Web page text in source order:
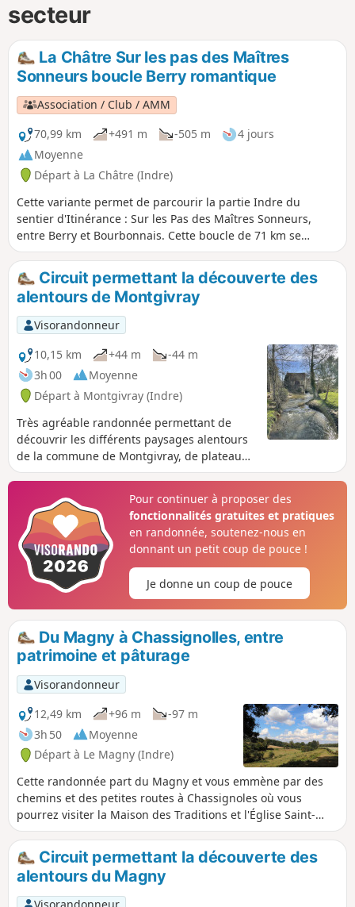
secteur
La Châtre Sur les pas des Maîtres
Sonneurs boucle Berry romantique
Association / Club / AMM
70,99 km
+491 m -505 m
4 jours
Moyenne
Départ à La Châtre (Indre)
Cette variante permet de parcourir la partie Indre du
sentier d'Itinérance : Sur les Pas des Maîtres Sonneurs,
entre Berry et Bourbonnais. Cette boucle de 71 km se
parcourt en 4 jours, une variante de 3 jours est possible :
voir les Informations pratiques. Ce parcours étant une
boucle, le point de départ peut se faire de n'importe quelles
communes en fonction de la disponibilité des
hébergements choisis.
Circuit permettant la découverte des
alentours de Montgivray
Visorandonneur
10,15 km
+44 m
-44 m
3h 00
Moyenne
Départ à Montgivray (Indre)
Très agréable randonnée permettant de
découvrir les différents paysages alentours
de la commune de Montgivray, de plateau
en vallée pour finir le long de l'Indre et au
Pour continuer à proposer des
fonctionnalités gratuites et pratiques
en randonnée, soutenez-nous en
donnant un petit coup de pouce !
Je donne un coup de pouce
Du Magny à Chassignolles, entre
patrimoine et pâturage
Visorandonneur
12,49 km
+96 m
-97 m
3h 50
Moyenne
Départ à Le Magny (Indre)
Cette randonnée part du Magny et vous emmène par des
chemins et des petites routes à Chassignoles où vous
pourrez visiter la Maison des Traditions et l'Église Saint-
Étienne (XIIe siècle). Après avoir emprunté le sentier
botanique, vous plongerez dans la vallée de la Couarde.
Puis c'est la remontée vers l'espace des Ossans et ses
fontaines pour finir au pied du Prieuré du Magny (XIe
siècle).
Circuit permettant la découverte des
alentours du Magny